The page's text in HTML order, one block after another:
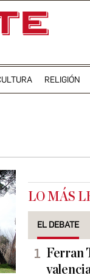
RELIGIÓN
LO MÁS
EL DEBATE
Ferran